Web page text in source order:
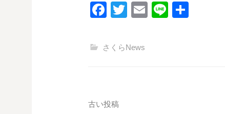
F
c
o
T
tt
E
Li
さくらNews
投
古い投稿